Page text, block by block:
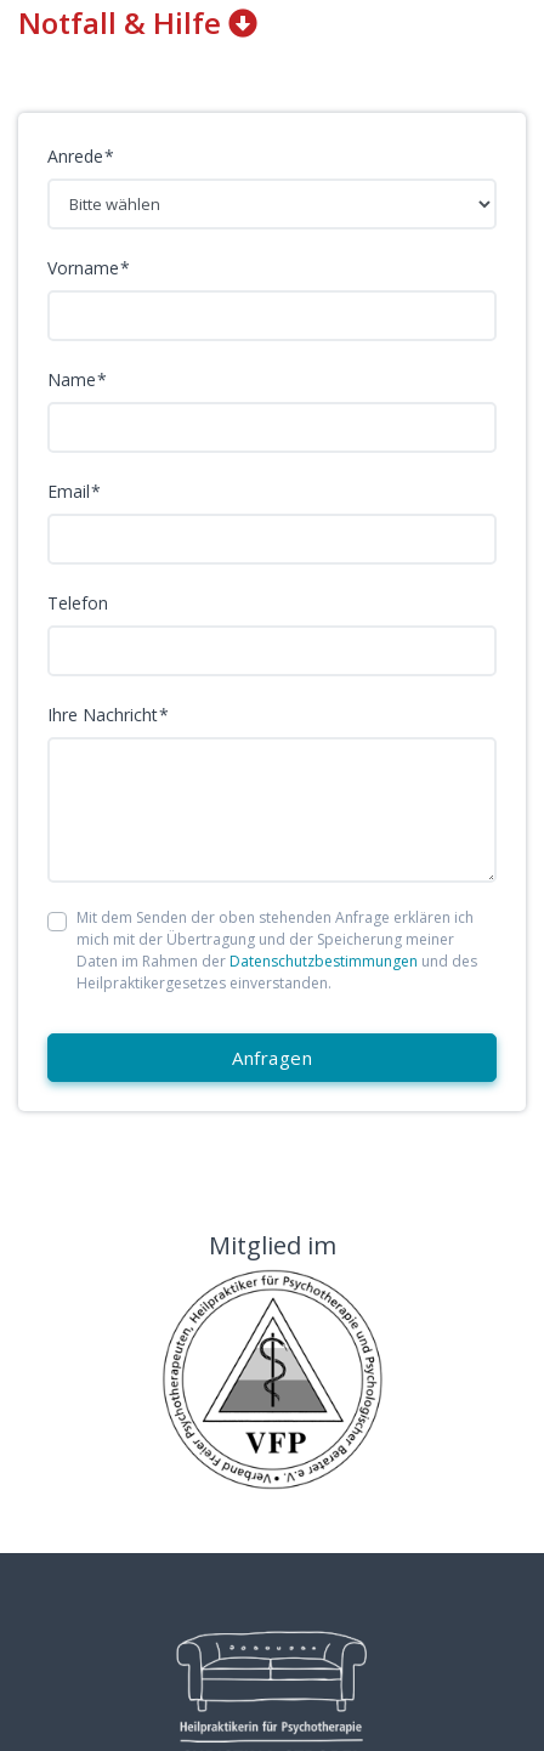
Anrede
Vorname
Name
Email
Telefon
Ihre Nachricht
Mit dem Senden der oben stehenden Anfrage erklären ich
mich mit der Übertragung und der Speicherung meiner
Daten im Rahmen derDatenschutzbestimmungen und des
Heilpraktikergesetzes einverstanden.
Notfall & Hilfe
Mitglied im